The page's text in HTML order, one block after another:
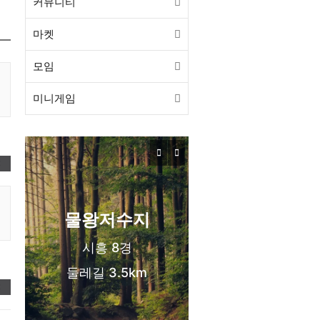
마켓
모임
미니게임
물왕저수지
시흥 8경
둘레길 3.5km